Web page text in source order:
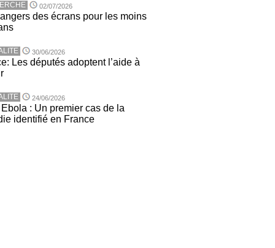
02/07/2026
des écrans pour les moins
30/06/2026
Les députés adoptent l’aide à
24/06/2026
: Un premier cas de la
identifié en France